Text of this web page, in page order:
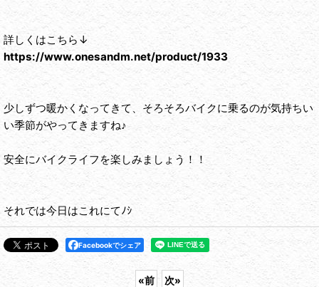
詳しくはこちら↓
https://www.onesandm.net/product/1933
少しずつ暖かくなってきて、そろそろバイクに乗るのが気持ちい
い季節がやってきますね♪
安全にバイクライフを楽しみましょう！！
それでは今日はこれにてﾉｼ
Facebookでシェア
«前 次»